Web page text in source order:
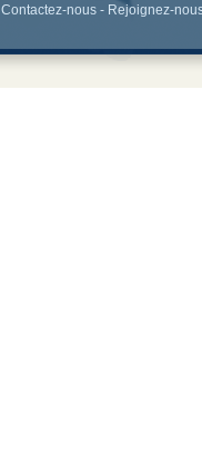
Contactez-nous - Rejoignez-